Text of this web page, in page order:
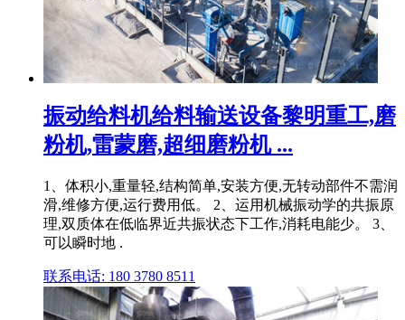
振动给料机给料输送设备黎明重工,磨
粉机,雷蒙磨,超细磨粉机 ...
1、体积小,重量轻,结构简单,安装方便,无转动部件不需润
滑,维修方便,运行费用低。 2、运用机械振动学的共振原
理,双质体在低临界近共振状态下工作,消耗电能少。 3、
可以瞬时地 .
联系电话: 180 3780 8511